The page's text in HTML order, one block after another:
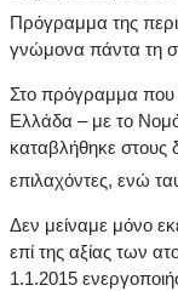
Πρόγραμμα της
γνώμονα πάντα τη
Στο πρόγραμμα που
Ελλάδα – με το
καταβλήθηκε στους
επιλαχόντες, ενώ
Δεν μείναμε μόνο
επί της αξίας των
1.1.2015